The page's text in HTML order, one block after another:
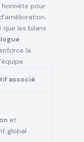
pour
les bilans
la
associé
et
global